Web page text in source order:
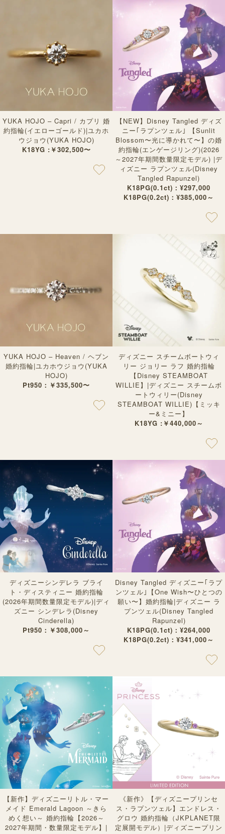
YUKA HOJO – Capri / カプリ 婚
約指輪(イエローゴールド)|ユカホ
ウジョウ(YUKA HOJO)
K18YG :￥302,500〜
【NEW】Disney Tangled ディズ
ニー｢ラプンツェル｣ 【Sunlit
Blossom〜光に導かれて〜】の婚
約指輪(エンゲージリング)(2026
～2027年期間数量限定モデル) |デ
ィズニー ラプンツェル(Disney
Tangled Rapunzel)
K18PG(0.1ct)：¥297,000
K18PG(0.2ct)：¥385,000～
YUKA HOJO – Heaven / ヘブン
婚約指輪|ユカホウジョウ(YUKA
HOJO)
Pt950：￥335,500〜
ディズニー スチームボートウィ
リー ジョリー ラフ 婚約指輪
【Disney STEAMBOAT
WILLIE】|ディズニー スチームボ
ートウィリー(Disney
STEAMBOAT WILLIE)【ミッキ
ー&ミニー】
K18YG :￥440,000～
ディズニーシンデレラ ブライ
ト・ディスティニー 婚約指輪
(2026年期間数量限定モデル)|ディ
ズニー シンデレラ(Disney
Cinderella)
Pt950：￥308,000～
Disney Tangled ディズニー｢ラプ
ンツェル｣【One Wish〜ひとつの
願い〜】婚約指輪|ディズニー ラ
プンツェル(Disney Tangled
Rapunzel)
K18PG(0.1ct)：¥264,000
K18PG(0.2ct)：¥341,000～
【新作】ディズニーリトル・マー
メイド Emerald Lagoon ～きら
めく想い～ 婚約指輪【2026～
2027年期間・数量限定モデル】|
《新作》【ディズニープリンセ
ス・ラプンツェル】エンドレス・
グロウ 婚約指輪（JKPLANET限
定展開モデル）|ディズニープリン